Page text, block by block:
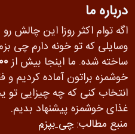
درباره ما
اگه توام اکثر روزا این چالش
وسایلی که تو خونه دارم چی
ساخته شده. ما اینجا بیش از
خوشمزه براتون آماده کردیم
انتخاب کنی که چه چیزایی تو
غذای خوشمزه پیشنهاد بدیم.
منبع مطالب: چی بپزم